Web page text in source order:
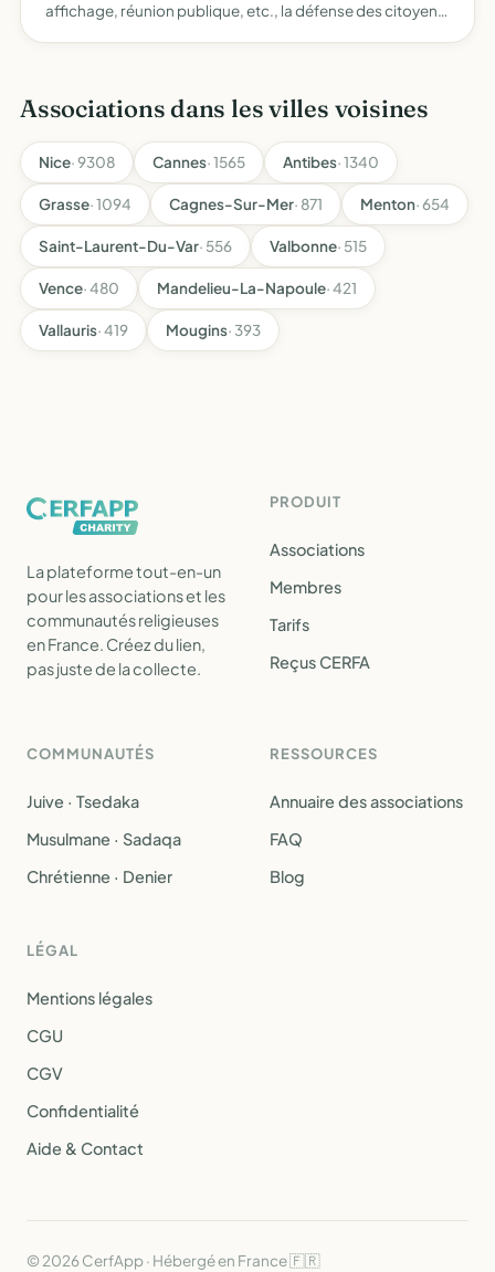
affichage, réunion publique, etc., la défense des citoyens
Associations dans les villes voisines
Nice· 9308 Cannes· 1565 Antibes· 1340
Grasse· 1094 Cagnes-Sur-Mer· 871 Menton· 654
Saint-Laurent-Du-Var· 556 Valbonne· 515
Vence· 480 Mandelieu-La-Napoule· 421
Vallauris· 419 Mougins· 393
La plateforme tout-en-un
pour les associations et les
communautés religieuses
en France. Créez du lien,
pas juste de la collecte.
PRODUIT
Associations
Membres
Tarifs
Reçus CERFA
COMMUNAUTÉS
Juive · Tsedaka
Musulmane · Sadaqa
Chrétienne · Denier
RESSOURCES
Annuaire des associations
FAQ
Blog
LÉGAL
Mentions légales
CGU
CGV
Confidentialité
Aide & Contact
© 2026 CerfApp · Hébergé en France 🇫🇷